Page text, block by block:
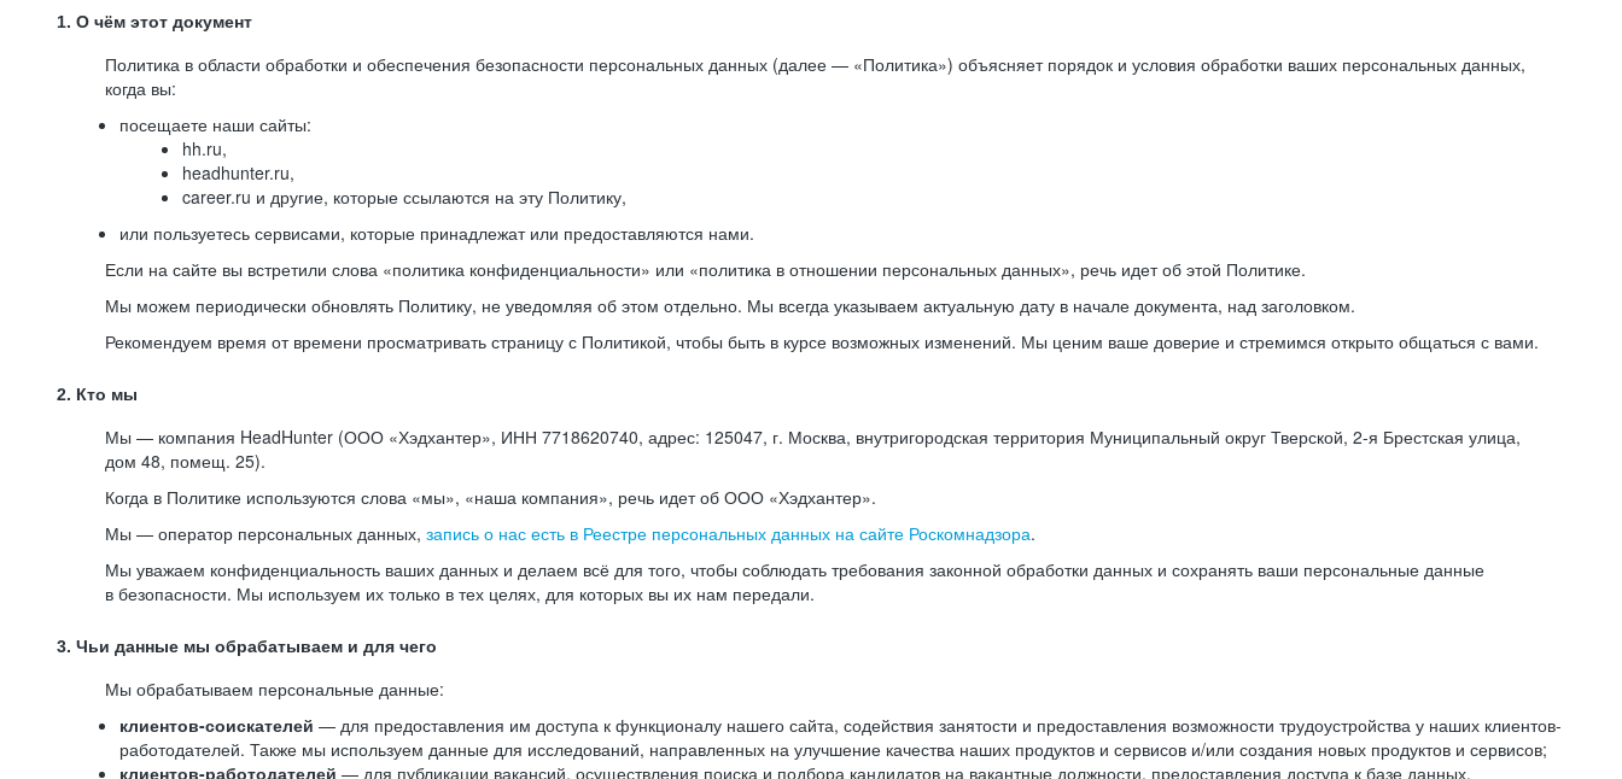
1. О чём этот документ
Политика в области обработки и обеспечения безопасности персональных данных (далее — «Политика») объясняет порядок и условия обработки ваших персональных данных,
когда вы:
посещаете наши сайты:
hh.ru,
headhunter.ru,
career.ru и другие, которые ссылаются на эту Политику,
или пользуетесь сервисами, которые принадлежат или предоставляются нами.
Если на сайте вы встретили слова «политика конфиденциальности» или «политика в отношении персональных данных», речь идет об этой Политике.
Мы можем периодически обновлять Политику, не уведомляя об этом отдельно. Мы всегда указываем актуальную дату в начале документа, над заголовком.
Рекомендуем время от времени просматривать страницу с Политикой, чтобы быть в курсе возможных изменений. Мы ценим ваше доверие и стремимся открыто общаться с вами.
2. Кто мы
Мы — компания HeadHunter (ООО «Хэдхантер», ИНН 7718620740, адрес: 125047, г. Москва, внутригородская территория Муниципальный округ Тверской, 2-я Брестская улица,
дом 48, помещ. 25).
Когда в Политике используются слова «мы», «наша компания», речь идет об ООО «Хэдхантер».
Мы — оператор персональных данных, запись о нас есть в Реестре персональных данных на сайте Роскомнадзора.
Мы уважаем конфиденциальность ваших данных и делаем всё для того, чтобы соблюдать требования законной обработки данных и сохранять ваши персональные данные
в безопасности. Мы используем их только в тех целях, для которых вы их нам передали.
3. Чьи данные мы обрабатываем и для чего
Мы обрабатываем персональные данные:
клиентов-соискателей — для предоставления им доступа к функционалу нашего сайта, содействия занятости и предоставления возможности трудоустройства у наших клиентов-
работодателей. Также мы используем данные для исследований, направленных на улучшение качества наших продуктов и сервисов и/или создания новых продуктов и сервисов;
клиентов-работодателей — для публикации вакансий, осуществления поиска и подбора кандидатов на вакантные должности, предоставления доступа к базе данных,